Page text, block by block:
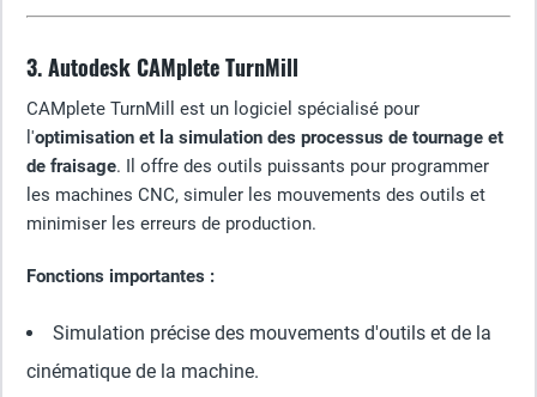
3. Autodesk CAMplete TurnMill
CAMplete TurnMill est un logiciel spécialisé pour
l'optimisation et la simulation des processus de tournage et
de fraisage. Il offre des outils puissants pour programmer
les machines CNC, simuler les mouvements des outils et
minimiser les erreurs de production.
Fonctions importantes :
Simulation précise des mouvements d'outils et de la
cinématique de la machine.